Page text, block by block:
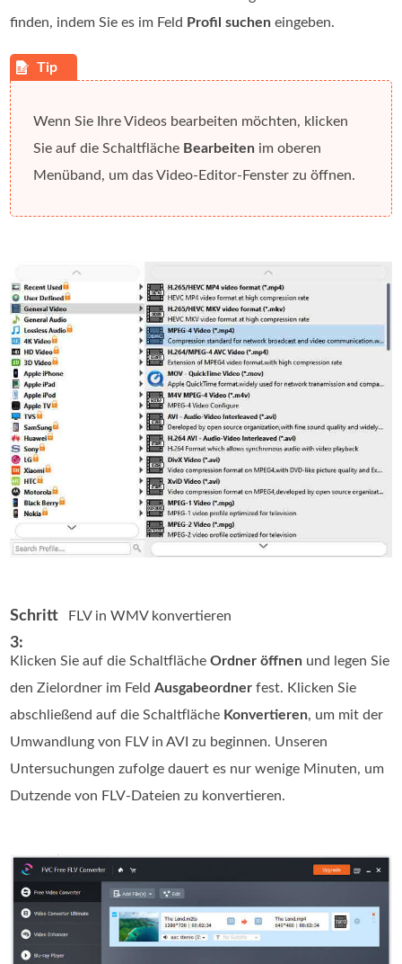
finden, indem Sie es im Feld Profil suchen eingeben.
Wenn Sie Ihre Videos bearbeiten möchten, klicken
Sie auf die Schaltfläche Bearbeiten im oberen
Menüband, um das Video-Editor-Fenster zu öffnen.
Schritt
3:
FLV in WMV konvertieren
Klicken Sie auf die SchaltflächeOrdner öffnen und legen Sie
den Zielordner im FeldAusgabeordner fest. Klicken Sie
abschließend auf die Schaltfläche Konvertieren, um mit der
Umwandlung von FLV in AVI zu beginnen. Unseren
Untersuchungen zufolge dauert es nur wenige Minuten, um
Dutzende von FLV-Dateien zu konvertieren.